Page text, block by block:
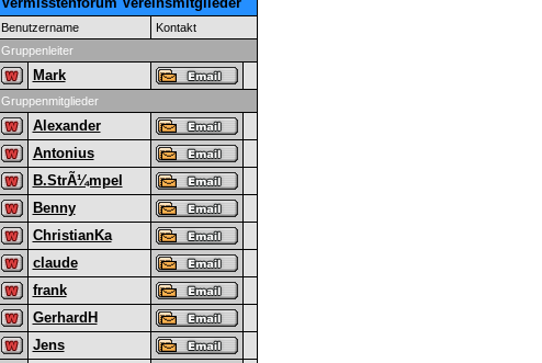
Benutzername
Kontakt
Gruppenleiter
Mark
Gruppenmitglieder
Alexander
Antonius
B.StrÃ¼mpel
Benny
ChristianKa
claude
frank
GerhardH
Jens